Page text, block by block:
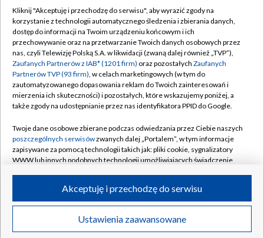
TVP
Abonament TVP
Emisja w TVP
Centrum informacji TVP
Naziemna Telewizja Cyfrowa
Rada Programowa
System NOS
Informacje o nadawcy
Program dla prasy
Ogłoszenie przetargowe
Regulamin TVP
Polityka prywatności
Moje zgody
Pomoc
Kontakt
Kanały
©2026 Telewizja Polska S.A. w likwidacji
Kliknij "Akceptuję i przechodzę do serwisu", aby wyrazić zgody na
korzystanie z technologii automatycznego śledzenia i zbierania danych,
dostęp do informacji na Twoim urządzeniu końcowym i ich
przechowywanie oraz na przetwarzanie Twoich danych osobowych przez
nas, czyli Telewizję Polską S.A. w likwidacji (zwaną dalej również „TVP”),
Zaufanych Partnerów z IAB* (1201 firm) oraz pozostałych Zaufanych
Partnerów TVP (93 firm), w celach marketingowych (w tym do
zautomatyzowanego dopasowania reklam do Twoich zainteresowań i
mierzenia ich skuteczności) i pozostałych, które wskazujemy poniżej, a
także zgody na udostępnianie przez nas identyfikatora PPID do Google.
Twoje dane osobowe zbierane podczas odwiedzania przez Ciebie naszych
poszczególnych serwisówzwanych dalej „Portalem”, w tym informacje
zapisywane za pomocą technologii takich jak: pliki cookie, sygnalizatory
WWW lub innych podobnych technologii umożliwiających świadczenie
ruchu w Internecie.
Twoje dane osobowe zbierane podczas odwiedzania przez Ciebie
poszczególnych serwisówna Portalu, takie jak adresy IP, identyfikatory
Ustawienia zaawansowane
Akceptuję i przechodzę do serwisu